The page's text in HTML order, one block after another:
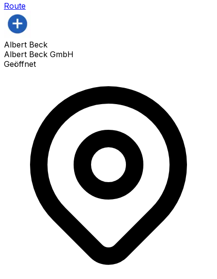
Route
Albert Beck
Albert Beck GmbH
Geöffnet